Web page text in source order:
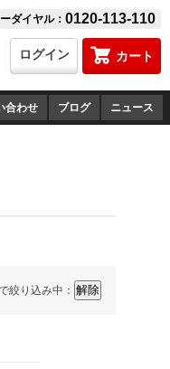
ダイヤル： 0120-113-110
カート
ログイン
合わせ ブログ ニュース
絞り込み中：